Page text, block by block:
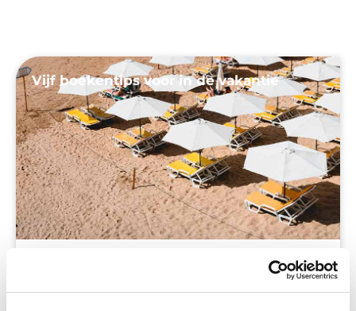
Vijf boekentips voor in de vakantie